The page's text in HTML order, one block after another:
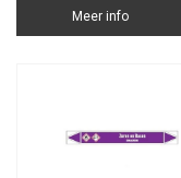
Meer info